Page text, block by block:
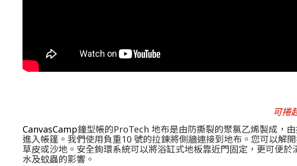
可捲
CanvasCamp鐘型帳的ProTech 地布是由防撕裂的聚氯乙烯製成，
進入帳篷。我們使用負重10 號的拉鍊將側牆連接到地布。您可以解
草皮或沙地。安全鉤環系統可以將浴缸式地板靠近門固定，更可便
水及蚊蟲的影響。